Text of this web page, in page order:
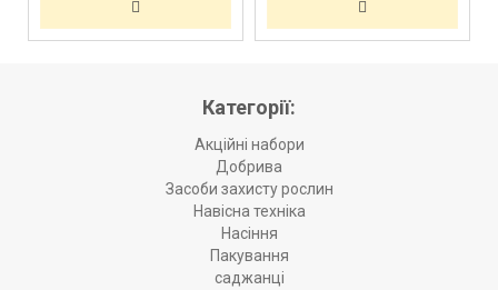
Категорії:
Акційні набори
Добрива
Засоби захисту рослин
Навісна техніка
Насіння
Пакування
саджанці